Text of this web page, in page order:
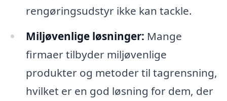
rengøringsudstyr ikke kan tackle.
Miljøvenlige løsninger: Mange
firmaer tilbyder miljøvenlige
produkter og metoder til tagrensning,
hvilket er en god løsning for dem, der